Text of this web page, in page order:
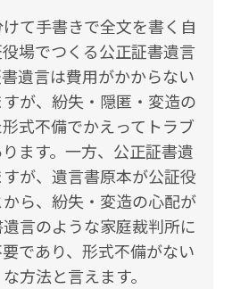
て手書きで全文を書く自
場でつくる公正証書遺言
遺言は費用がかからない
が、紛失・隠匿・変造の
式不備でかえってトラブ
ます。一方、公正証書遺
が、遺言書原本が公証役
ら、紛失・変造の心配が
言のような家庭裁判所に
であり、形式不備がない
方法と言えます。